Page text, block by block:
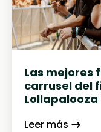
Las mejores
carrusel del
Lollapalooza
Leer más